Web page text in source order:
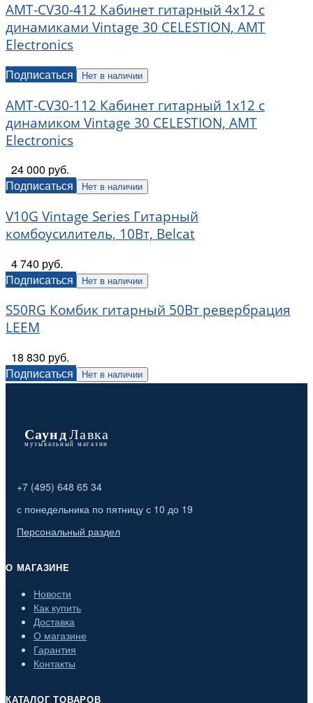
AMT-CV30-412 Кабинет гитарный 4x12 c
динамиками Vintage 30 CELESTION, AMT
Electronics
Подписаться Нет в наличии
AMT-CV30-112 Кабинет гитарный 1x12 c
динамиком Vintage 30 CELESTION, AMT
Electronics
24 000 руб.
Подписаться
Нет в наличии
V10G Vintage Series Гитарный
комбоусилитель, 10Вт, Belcat
4 740 руб.
Подписаться
Нет в наличии
S50RG Комбик гитарный 50Вт ревербрация
LEEM
18 830 руб.
Подписаться
Нет в наличии
+7 (495) 648 65 34
с понедельника по пятницу с 10 до 19
Персональный раздел
О МАГАЗИНЕ
Новости
Как купить
Доставка
О магазине
Гарантия
Контакты
КАТАЛОГ ТОВАРОВ